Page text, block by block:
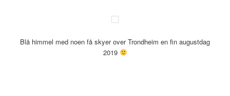
Blå himmel med noen få skyer over Trondheim en fin augustdag
2019